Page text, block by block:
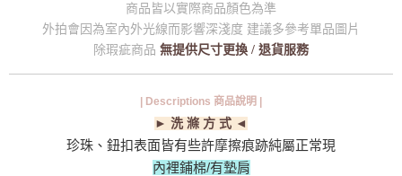
商品皆以實際商品顏色為準
外拍會因為室內外光線而影響深淺度 建議多參考單品圖片
除瑕疵商品 無提供尺寸更換 / 退貨服務
| Descriptions 商品說明 |
► 洗 滌 方 式 ◄
珍珠、鈕扣表面皆有些許摩擦痕跡純屬正常現
內裡鋪棉/有墊肩